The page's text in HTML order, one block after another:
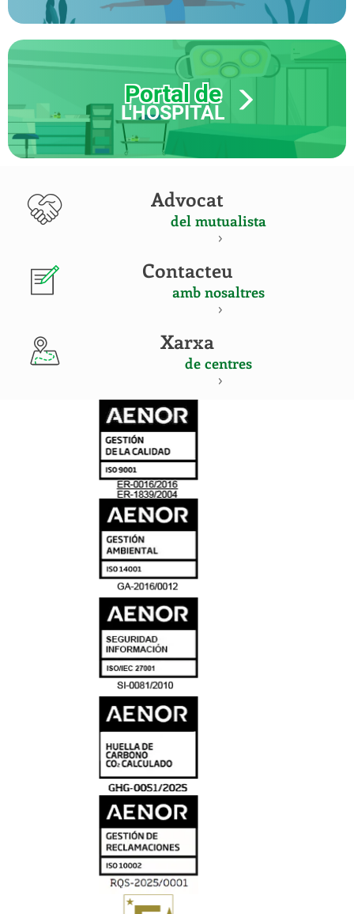
Portal de
L'HOSPITAL
Advocat
del mutualista
Contacteu
amb nosaltres
Xarxa
de centres